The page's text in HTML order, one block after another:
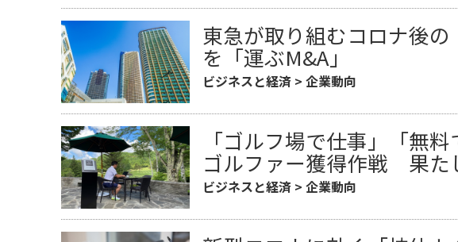
東急が取り組むコロナ後
を「運ぶM&A」
ビジネスと経済 >企業動向
「ゴルフ場で仕事」「無
ゴルファー獲得作戦 果た
ビジネスと経済 >企業動向